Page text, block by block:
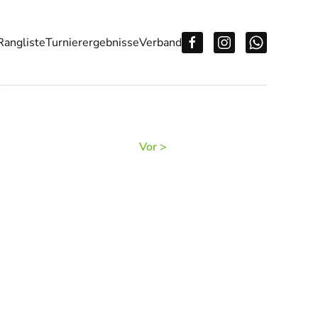
TurnierergebnisseVerband
Vor >